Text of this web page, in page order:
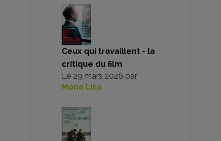
Ceux qui travaillent - la
critique du film
Le 29 mars 2026 par
Mona Lisa